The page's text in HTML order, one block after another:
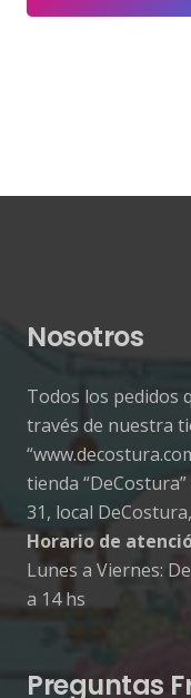
era:
Nosotros
Todos los pedidos
través de nuestra
tienda
31, local
Horario de
Lunes a Viernes:
a 14 hs
Preguntas